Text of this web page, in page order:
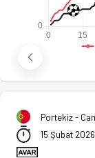
Portekiz -
15 Şubat